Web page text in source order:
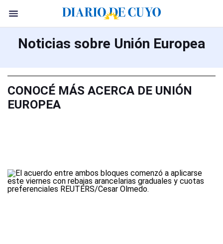
Noticias sobre Unión Europea
CONOCÉ MÁS ACERCA DE UNIÓN
EUROPEA